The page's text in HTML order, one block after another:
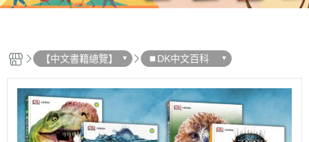
【中文書籍總覽】 ⏹︎DK中文百科